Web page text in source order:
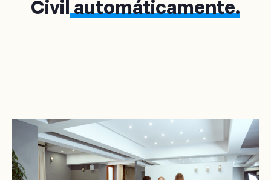
Civilautomáticamente.